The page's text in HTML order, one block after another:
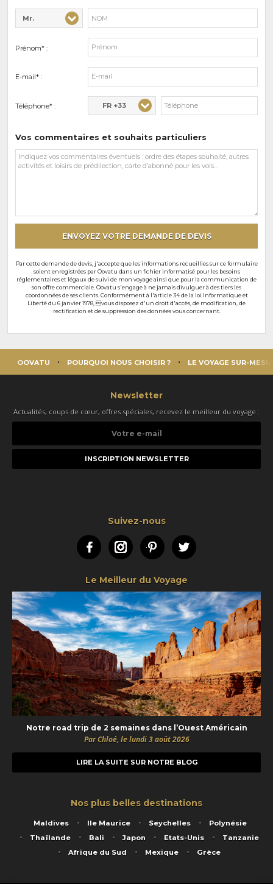
Civilité* :
Mr.
Nom* :
Prénom* :
E-mail* :
Téléphone* : FR +33
Vos commentaires et souhaits particuliers
Vos
commentaires
ENVOYEZ VOTRE DEMANDE DE DEVIS
Par cette demande de devis, j'accepte que les informations recueillies sur ce formulaire
soient enregistrées par Oovatu dans un fichier informatisé pour les besoins
réglementaires et légaux de suivi de mon voyage ainsi que pour la communication de
son offre commerciale. Oovatu s'engage à ne jamais divulguer à des tiers les
coordonnées de ses clients. Conformément à l'article 34 de la loi Informatique et
Liberté du 6 janvier 1978, vous disposez d'un droit d'accès, de modification, de
rectification et de suppression des données vous concernant.
OOVATU POURQUOI NOUS CHOISIR ? LE VOYAGE SUR-
Newsletter
Actualités, coups de cœur, offres spéciales, recevez le meilleur du voyage :
e-
Suivez-nous
FacebookInstagramPinterestTwitter
Le Meilleur du Voyage
Notre road trip de 2 semaines dans l’Ouest Américain
Par Chloé, le lundi 3 août 2026
LIRE LA SUITE SUR NOTRE BLOG
Nos plus belles destinations
Maldives Ile Maurice Seychelles
Polynésie
Thaïlande
Bali Japon Etats-Unis
Tanzanie
Afrique du Sud
Mexique Grèce